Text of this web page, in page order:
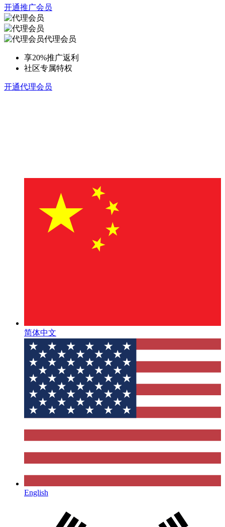
开通推广会员
代理会员
享20%推广返利
社区专属特权
开通代理会员
简体中文
English